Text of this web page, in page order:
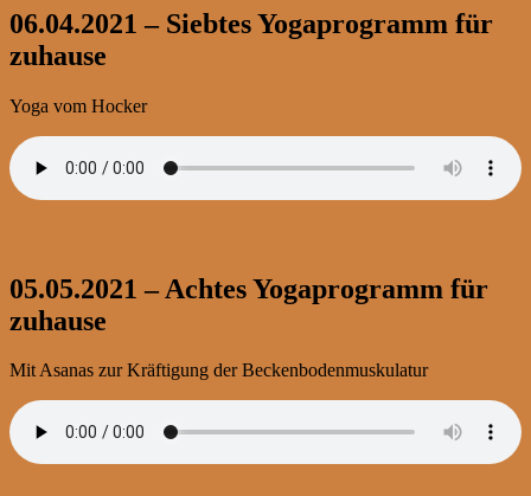
06.04.2021 – Siebtes Yogaprogramm für
zuhause
Yoga vom Hocker
05.05.2021 – Achtes Yogaprogramm für
zuhause
Mit Asanas zur Kräftigung der Beckenbodenmuskulatur